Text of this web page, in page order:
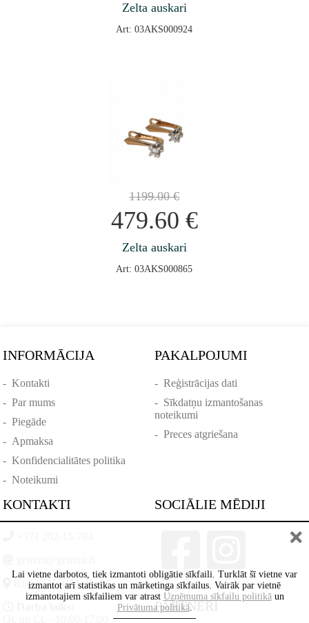
Zelta auskari
Art: 03AKS000924
1199.00€
479.60 €
Zelta auskari
Art: 03AKS000865
INFORMĀCIJA
-Kontakti
-Par mums
-Piegāde
- Apmaksa
-Konfidencialitātes politika
-Noteikumi
PAKALPOJUMI
- Reģistrācijas dati
- Sīkdatņu izmantošanas
noteikumi
- Preces atgriešana
KONTAKTI
Rīga, Lāčplēšā iela 88
SOCIĀLIE MĒDIJI
PARTNERI
Lai vietne darbotos, tiek izmantoti obligātie sīkfaili. Turklāt šī vietne var
izmantot arī statistikas un mārketinga sīkfailus. Vairāk par vietnē
izmantotajiem sīkfailiem var atrast Uzņēmuma sīkfailu politikāun
Privātuma politikā.